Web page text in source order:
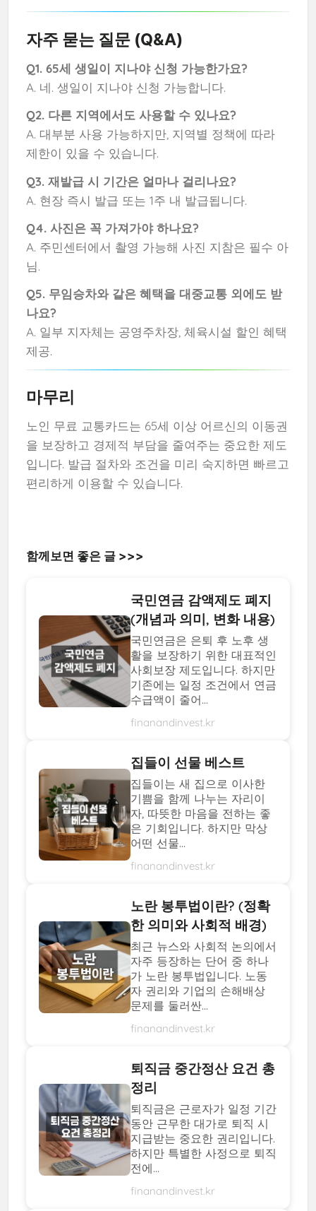
자주 묻는 질문 (Q&A)
Q1. 65세 생일이 지나야 신청 가능한가요?
A. 네. 생일이 지나야 신청 가능합니다.
Q2. 다른 지역에서도 사용할 수 있나요?
A. 대부분 사용 가능하지만, 지역별 정책에 따라
제한이 있을 수 있습니다.
Q3. 재발급 시 기간은 얼마나 걸리나요?
A. 현장 즉시 발급 또는 1주 내 발급됩니다.
Q4. 사진은 꼭 가져가야 하나요?
A. 주민센터에서 촬영 가능해 사진 지참은 필수 아
님.
Q5. 무임승차와 같은 혜택을 대중교통 외에도 받
나요?
A. 일부 지자체는 공영주차장, 체육시설 할인 혜택
제공.
마무리
노인 무료 교통카드는 65세 이상 어르신의 이동권
을 보장하고 경제적 부담을 줄여주는 중요한 제도
입니다. 발급 절차와 조건을 미리 숙지하면 빠르고
편리하게 이용할 수 있습니다.
함께보면 좋은 글 >>>
국민연금 감액제도 폐지
(개념과 의미, 변화 내용)
국민연금은 은퇴 후 노후 생
활을 보장하기 위한 대표적인
사회보장 제도입니다. 하지만
기존에는 일정 조건에서 연금
수급액이 줄어...
finanandinvest.kr
집들이 선물 베스트
집들이는 새 집으로 이사한
기쁨을 함께 나누는 자리이
자, 따뜻한 마음을 전하는 좋
은 기회입니다. 하지만 막상
어떤 선물...
finanandinvest.kr
노란 봉투법이란? (정확
한 의미와 사회적 배경)
최근 뉴스와 사회적 논의에서
자주 등장하는 단어 중 하나
가 노란 봉투법입니다. 노동
자 권리와 기업의 손해배상
문제를 둘러싼...
finanandinvest.kr
퇴직금 중간정산 요건 총
정리
퇴직금은 근로자가 일정 기간
동안 근무한 대가로 퇴직 시
지급받는 중요한 권리입니다.
하지만 특별한 사정으로 퇴직
전에...
finanandinvest.kr